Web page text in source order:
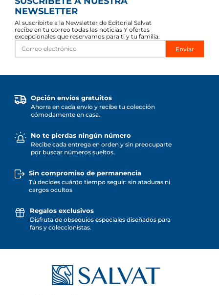
NEWSLETTER
Al suscribirte a la Newsletter de Editorial Salvat
recibe en tu correo todas las noticias Y ofertas
excepcionales que reservamos para ti y tu familia.
Enviar
Opción envíos gratuitos
Ahorra en cada envío y recibe tu colección
cómodamente en casa.
No te pierdas ningún número
Recibe cada entrega en orden y sin preocuparte
por buscar números sueltos.
Sin compromiso de permanencia
Tú decides cuánto tiempo seguir: sin ataduras ni
cargos ocultos
Regalos exclusivos
Disfruta de obsequios especiales diseñados para
fans y coleccionistas.